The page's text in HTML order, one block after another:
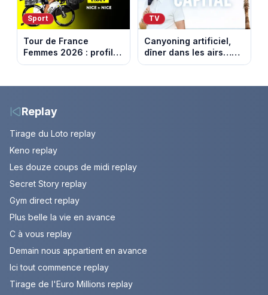
Sport
Tour de France
Femmes 2026 : profil
et horaires de la
TV
Canyoning artificiel,
dîner dans les airs…
les loisirs les plus fous
Capital
Replay
Tirage du Loto replay
Keno replay
Les douze coups de midi replay
Secret Story replay
Gym direct replay
Plus belle la vie en avance
C à vous replay
Demain nous appartient en avance
Ici tout commence replay
Tirage de l'Euro Millions replay